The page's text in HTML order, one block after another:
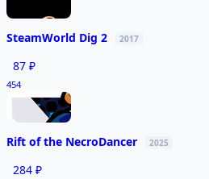
SteamWorld Dig 2 2017
87 ₽
454
Rift of the NecroDancer 2025
284 ₽